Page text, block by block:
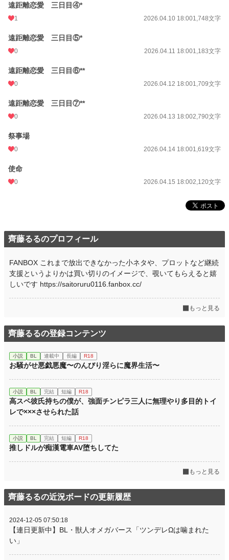
遠距離恋愛 三日目④*
1 2026.04.10 18:001,748文字
遠距離恋愛 三日目⑤*
0 2026.04.11 18:001,183文字
遠距離恋愛 三日目⑥**
0 2026.04.12 18:001,709文字
遠距離恋愛 三日目⑦**
0 2026.04.13 18:002,790文字
祭事場
0 2026.04.14 18:001,619文字
使命
0 2026.04.15 18:002,120文字
齊藤るるのプロフィール
FANBOX これまで放出できなかった小ネタや、プロットなど継続
支援というよりかは買い切りのイメージで、覗いてもらえると嬉
しいです https://saitoruru0116.fanbox.cc/
もっと見る
齊藤るるの登録コンテンツ
小説 BL 連載中 長編 R18
お騒がせ悪戯悪魔〜のんびり淫らに魔界生活〜
小説 BL 完結 短編 R18
高スペ彼氏持ちの僕が、強面チンピラ三人に無理やり多目的トイ
レで×××させられた話
小説 BL 完結 短編 R18
推しドルが痴漢電車AV堕ちしてた
もっと見る
齊藤るるの近況ボードの更新履歴
2024-12-05 07:50:18
【連日更新中】BL・獣人オメガバース「ツンデレΩは噛まれた
い」